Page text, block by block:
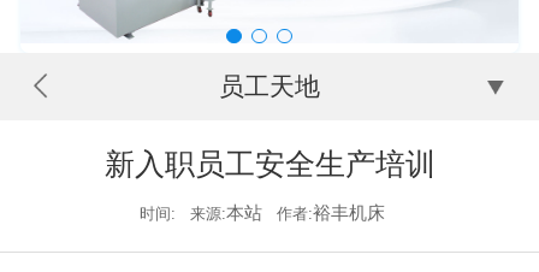
员工天地
新入职员工安全生产培训
时间: 来源:本站 作者:裕丰机床